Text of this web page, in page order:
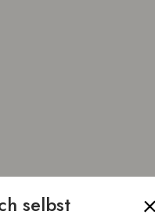
selbst